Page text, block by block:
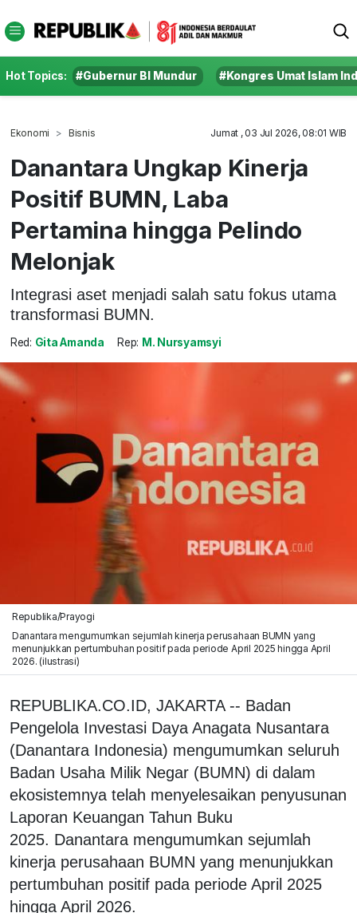
Hot Topics: #Gubernur BI Mundur #Kongres Umat Islam
Ekonomi Bisnis Jumat , 03 Jul 2026, 08:01 WIB
Danantara Ungkap Kinerja
Positif BUMN, Laba
Pertamina hingga Pelindo
Melonjak
Integrasi aset menjadi salah satu fokus utama
transformasi BUMN.
Red: Gita Amanda Rep: M. Nursyamsyi
Republika/Prayogi
Danantara mengumumkan sejumlah kinerja perusahaan BUMN yang
menunjukkan pertumbuhan positif pada periode April 2025 hingga April
2026. (ilustrasi)
REPUBLIKA.CO.ID, JAKARTA -- Badan
Pengelola Investasi Daya Anagata Nusantara
(Danantara Indonesia) mengumumkan seluruh
Badan Usaha Milik Negar (BUMN) di dalam
ekosistemnya telah menyelesaikan penyusunan
Laporan Keuangan Tahun Buku
2025. Danantara mengumumkan sejumlah
kinerja perusahaan BUMN yang menunjukkan
pertumbuhan positif pada periode April 2025
hingga April 2026.